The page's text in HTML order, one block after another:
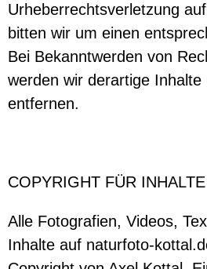
Urheberrechtsverletzung
bitten wir um einen
Bei Bekanntwerden von
werden wir derartige Inhalte
entfernen.
COPYRIGHT FÜR INHALTE
Alle Fotografien, Videos,
Inhalte auf naturfoto-